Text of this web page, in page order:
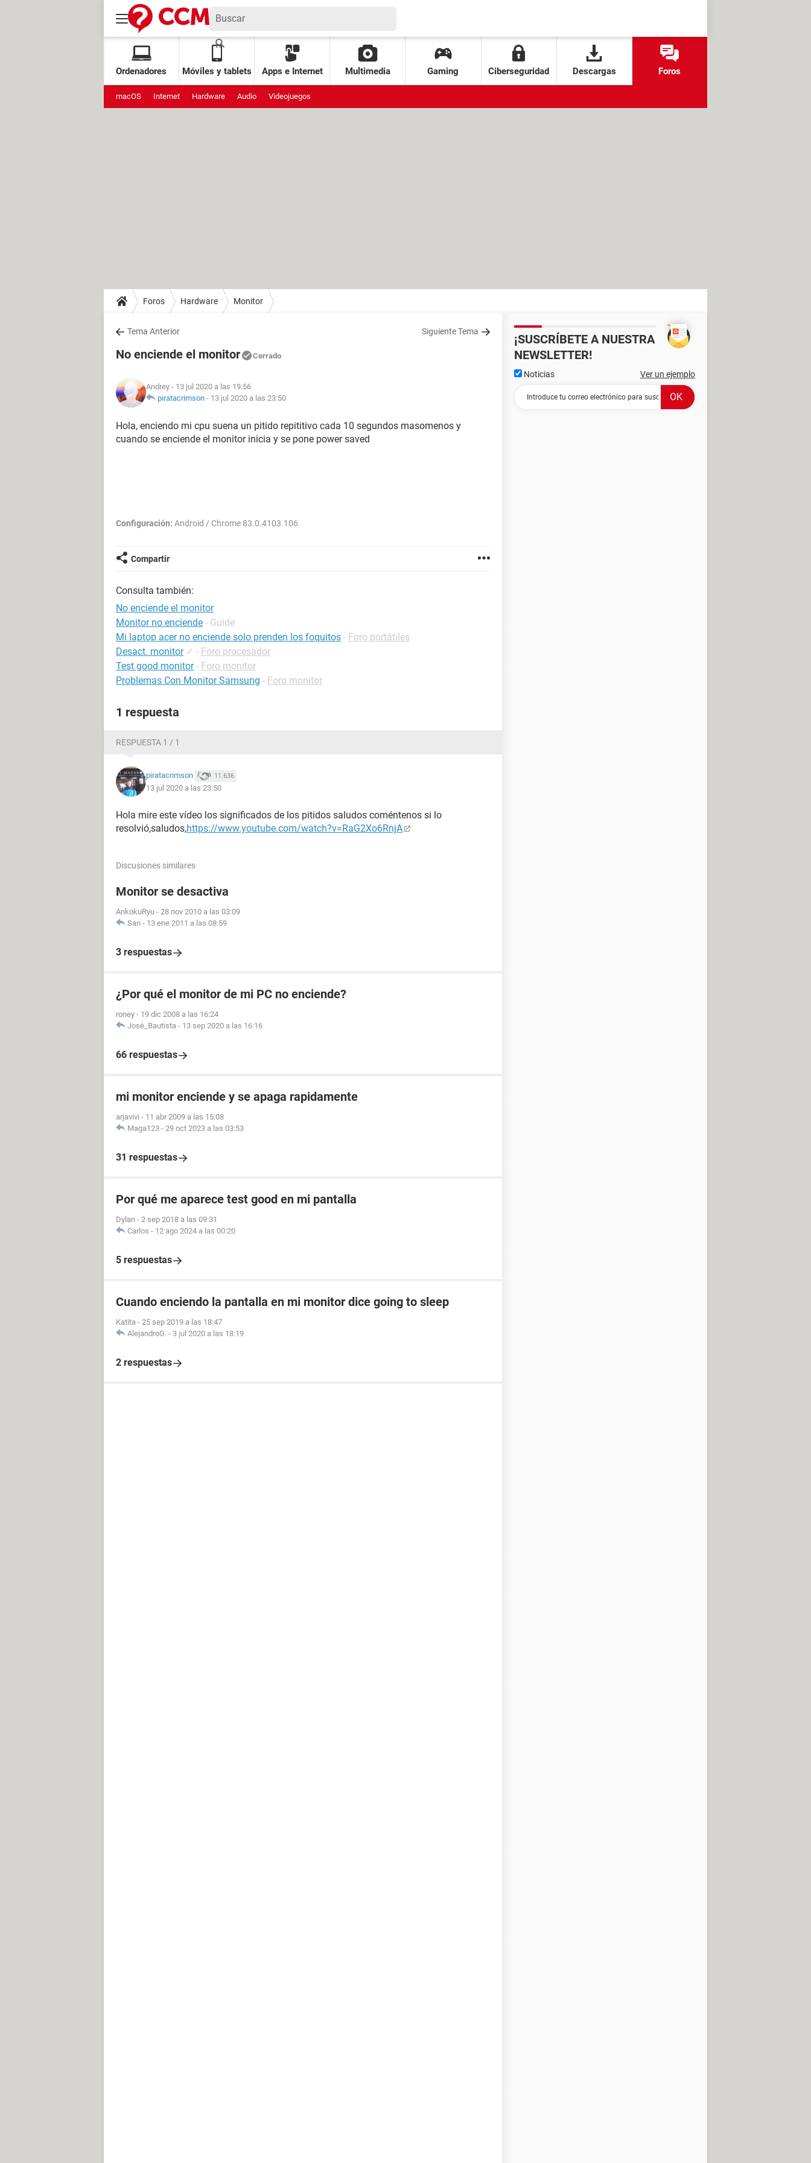
Ordenadores Móviles y tablets Apps e Internet Multimedia Gaming Ciberseguridad Descargas Foros
macOS Internet Hardware Audio Videojuegos
Foros Hardware Monitor
Tema Anterior Siguiente Tema
No enciende el monitor Cerrado
Andrey - 13 jul 2020 a las 19:56
piratacrimson - 13 jul 2020 a las 23:50
Hola, enciendo mi cpu suena un pitido repititivo cada 10 segundos masomenos y
cuando se enciende el monitor inicia y se pone power saved
Configuración: Android / Chrome 83.0.4103.106
Compartir
Consulta también:
No enciende el monitor
Monitor no enciende - Guide
Mi laptop acer no enciende solo prenden los foquitos - Foro portátiles
Desact. monitor ✓ - Foro procesador
Test good monitor - Foro monitor
Problemas Con Monitor Samsung - Foro monitor
1 respuesta
RESPUESTA 1 / 1
piratacrimson 11.636
13 jul 2020 a las 23:50
Hola mire este vídeo los significados de los pitidos saludos coméntenos si lo
resolvió,saludos,https://www.youtube.com/watch?v=RaG2Xo6RnjA
Discusiones similares
Monitor se desactiva
AnkokuRyu - 28 nov 2010 a las 03:09
San - 13 ene 2011 a las 08:59
3 respuestas
¿Por qué el monitor de mi PC no enciende?
roney - 19 dic 2008 a las 16:24
José_Bautista - 13 sep 2020 a las 16:16
66 respuestas
mi monitor enciende y se apaga rapidamente
arjavivi - 11 abr 2009 a las 15:08
Maga123 - 29 oct 2023 a las 03:53
31 respuestas
Por qué me aparece test good en mi pantalla
Dylan - 2 sep 2018 a las 09:31
Carlos - 12 ago 2024 a las 00:20
5 respuestas
Cuando enciendo la pantalla en mi monitor dice going to sleep
Katita - 25 sep 2019 a las 18:47
AlejandroG. - 3 jul 2020 a las 18:19
2 respuestas
¡SUSCRÍBETE A NUESTRA
NEWSLETTER!
Noticias Ver un ejemplo